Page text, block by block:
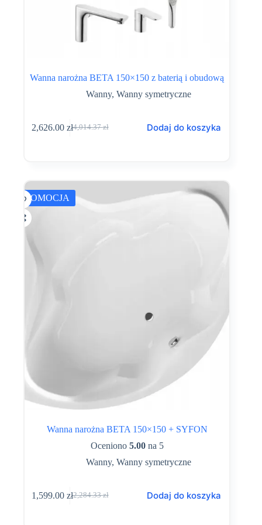
Wanna narożna BETA 150×150 z baterią i obudową
Wanny,Wanny symetryczne
4,014.37zł
Pierwotna
2,626.00 złAktualna
Dodaj do koszyka
PROMOCJA
Wanna narożna BETA 150×150 + SYFON
Oceniono 5.00na 5
Wanny,Wanny symetryczne
2,284.33zł
Pierwotna
1,599.00 złAktualna
Dodaj do koszyka